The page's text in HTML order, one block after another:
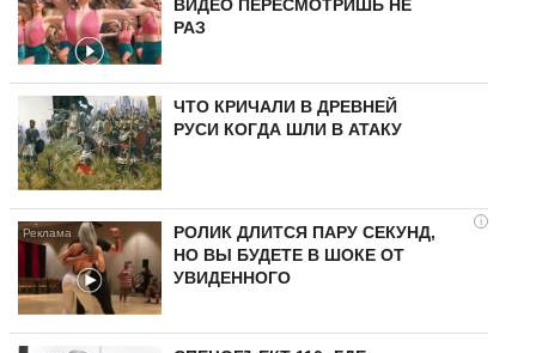
ВИДЕО ПЕРЕСМОТРИШЬ НЕ
РАЗ
ЧТО КРИЧАЛИ В ДРЕВНЕЙ
РУСИ КОГДА ШЛИ В АТАКУ
i
РОЛИК ДЛИТСЯ ПАРУ СЕКУНД,
НО ВЫ БУДЕТЕ В ШОКЕ ОТ
УВИДЕННОГО